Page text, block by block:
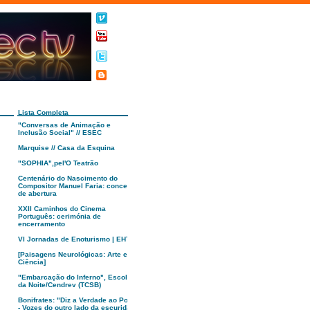
Lista Completa
"Conversas de Animação e
Inclusão Social" // ESEC
Marquise // Casa da Esquina
"SOPHIA",pel'O Teatrão
Centenário do Nascimento do
Compositor Manuel Faria: concerto
de abertura
XXII Caminhos do Cinema
Português: cerimónia de
encerramento
VI Jornadas de Enoturismo | EHTC
[Paisagens Neurológicas: Arte e
Ciência]
"Embarcação do Inferno", Escola
da Noite/Cendrev (TCSB)
Bonifrates: "Diz a Verdade ao Poder
- Vozes do outro lado da escuridão"